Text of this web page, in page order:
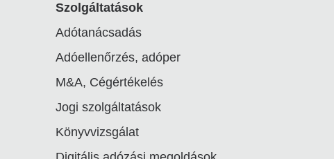
Footer
linkek
Szolgáltatások
Adótanácsadás
Adóellenőrzés, adóper
M&A, Cégértékelés
Jogi szolgáltatások
Könyvvizsgálat